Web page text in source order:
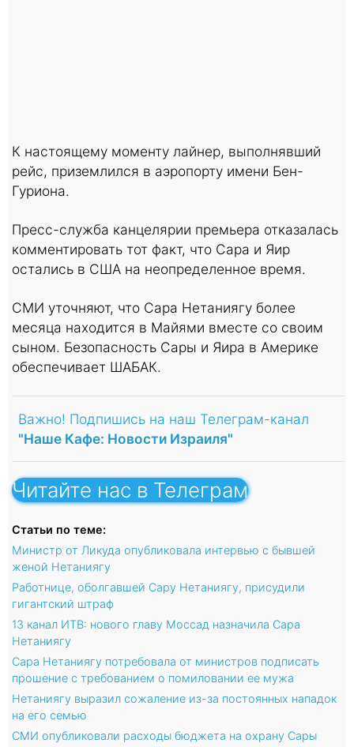
К настоящему моменту лайнер, выполнявший
рейс, приземлился в аэропорту имени Бен-
Гуриона.
Пресс-служба канцелярии премьера отказалась
комментировать тот факт, что Сара и Яир
остались в США на неопределенное время.
СМИ уточняют, что Сара Нетаниягу более
месяца находится в Майями вместе со своим
сыном. Безопасность Сары и Яира в Америке
обеспечивает ШАБАК.
Важно! Подпишись на наш Телеграм-канал
"Наше Кафе: Новости Израиля"
Читайте нас в Телеграм
Статьи по теме:
Министр от Ликуда опубликовала интервью с бывшей
женой Нетаниягу
Работнице, оболгавшей Сару Нетаниягу, присудили
гигантский штраф
13 канал ИТВ: нового главу Моссад назначила Сара
Нетаниягу
Сара Нетаниягу потребовала от министров подписать
прошение с требованием о помиловании ее мужа
Нетаниягу выразил сожаление из-за постоянных нападок
на его семью
СМИ опубликовали расходы бюджета на охрану Сары